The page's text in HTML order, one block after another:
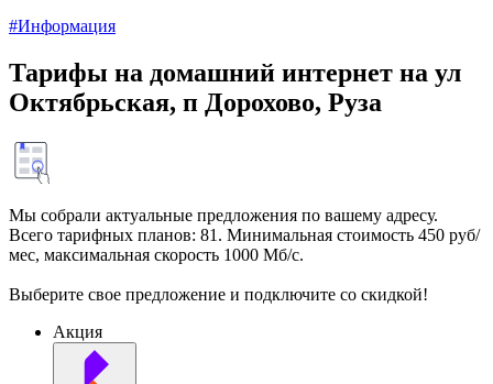
#Информация
Тарифы на домашний интернет на ул
Октябрьская, п Дорохово, Руза
Мы собрали актуальные предложения по вашему адресу.
Всего тарифных планов: 81. Минимальная стоимость 450 руб/
мес, максимальная скорость 1000 Мб/с.
Выберите свое предложение и подключите со скидкой!
Акция